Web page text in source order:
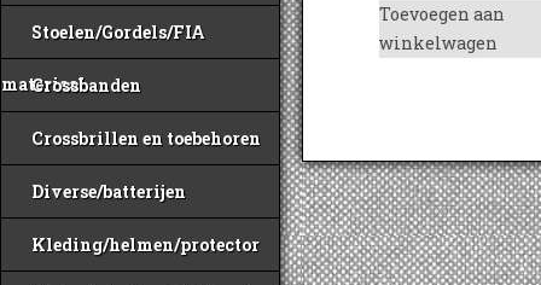
Stoelen/Gordels/FIA
materiaal
Crossbanden
Crossbrillen en toebehoren
Diverse/batterijen
Kleding/helmen/protector
Toevoegen aan
winkelwagen